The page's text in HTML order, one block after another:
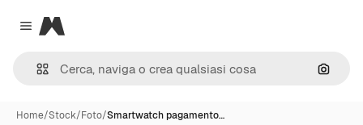
Close menu
Magnific
Cerca
Home/Stock/Foto/Smartwatch pagamento…